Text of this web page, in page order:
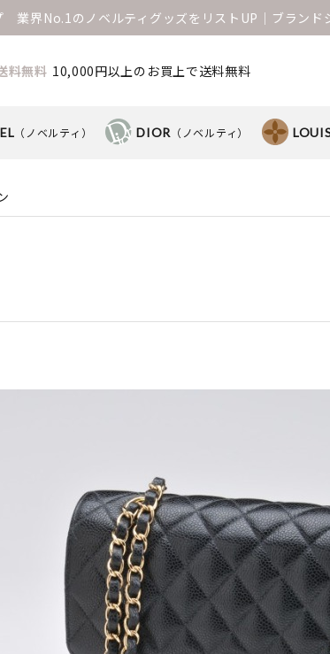
業界No.1のノベルティグッズをリストUP│ブランド
料無料 10,000円以上のお買上で送料無料
（ノベルティ） DIOR （ノベルティ）